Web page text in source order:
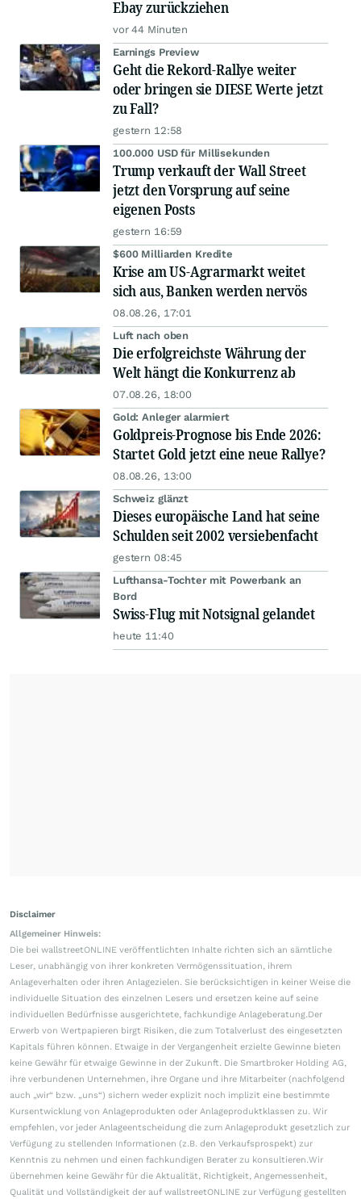
Ebay zurückziehen
vor 44 Minuten
Earnings Preview
Geht die Rekord-Rallye weiter
oder bringen sie DIESE Werte jetzt
zu Fall?
gestern 12:58
100.000 USD für Millisekunden
Trump verkauft der Wall Street
jetzt den Vorsprung auf seine
eigenen Posts
gestern 16:59
$600 Milliarden Kredite
Krise am US-Agrarmarkt weitet
sich aus, Banken werden nervös
08.08.26, 17:01
Luft nach oben
Die erfolgreichste Währung der
Welt hängt die Konkurrenz ab
07.08.26, 18:00
Gold: Anleger alarmiert
Goldpreis-Prognose bis Ende 2026:
Startet Gold jetzt eine neue Rallye?
08.08.26, 13:00
Schweiz glänzt
Dieses europäische Land hat seine
Schulden seit 2002 versiebenfacht
gestern 08:45
Lufthansa-Tochter mit Powerbank an
Bord
Swiss-Flug mit Notsignal gelandet
heute 11:40
Disclaimer
Allgemeiner Hinweis:
Die bei wallstreetONLINE veröffentlichten Inhalte richten sich an sämtliche
Leser, unabhängig von ihrer konkreten Vermögenssituation, ihrem
Anlageverhalten oder ihren Anlagezielen. Sie berücksichtigen in keiner Weise die
individuelle Situation des einzelnen Lesers und ersetzen keine auf seine
individuellen Bedürfnisse ausgerichtete, fachkundige Anlageberatung.Der
Erwerb von Wertpapieren birgt Risiken, die zum Totalverlust des eingesetzten
Kapitals führen können. Etwaige in der Vergangenheit erzielte Gewinne bieten
keine Gewähr für etwaige Gewinne in der Zukunft. Die Smartbroker Holding AG,
ihre verbundenen Unternehmen, ihre Organe und ihre Mitarbeiter (nachfolgend
auch „wir“ bzw. „uns“) sichern weder explizit noch implizit eine bestimmte
Kursentwicklung von Anlageprodukten oder Anlageproduktklassen zu. Wir
empfehlen, vor jeder Anlageentscheidung die zum Anlageprodukt gesetzlich zur
Verfügung zu stellenden Informationen (z.B. den Verkaufsprospekt) zur
Kenntnis zu nehmen und einen fachkundigen Berater zu konsultieren.Wir
übernehmen keine Gewähr für die Aktualität, Richtigkeit, Angemessenheit,
Qualität und Vollständigkeit der auf wallstreetONLINE zur Verfügung gestellten